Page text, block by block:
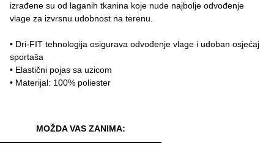
izrađene su od laganih tkanina koje nude najbolje odvođenje
vlage za izvrsnu udobnost na terenu.
• Dri-FIT tehnologija osigurava odvođenje vlage i udoban osjećaj
sportaša
• Elastični pojas sa uzicom
• Materijal: 100% poliester
MOŽDA VAS ZANIMA: